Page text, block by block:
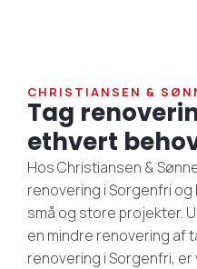
CHRISTIANSEN &
Tag
ethvert
Hos Christiansen &
renovering i Sorgenfri
små og store projekter.
en mindre renovering af
renovering i Sorgenfri, er